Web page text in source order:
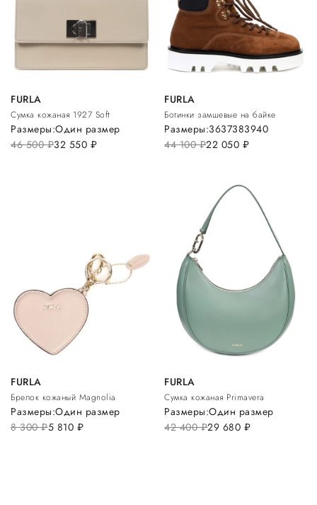
FURLA
Сумка кожаная 1927 Soft
46 500руб.32 550 руб.
Размеры:Один размер
FURLA
Ботинки замшевые на байке
44 100руб.22 050 руб.
Размеры:3637383940
FURLA
Брелок кожаный Magnolia
8 300руб.5 810 руб.
Размеры:Один размер
FURLA
Сумка кожаная Primavera
42 400руб.29 680 руб.
Размеры:Один размер